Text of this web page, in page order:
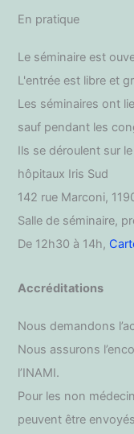
En pratique
Le séminaire est
L'entrée est libre et
Les séminaires ont
sauf pendant les
Ils se déroulent sur
hôpitaux Iris Sud
142 rue Marconi,
Salle de séminaire,
De 12h30 à 14h,
Accréditations
Nous demandons
Nous assurons
l’INAMI.
Pour les non
peuvent être